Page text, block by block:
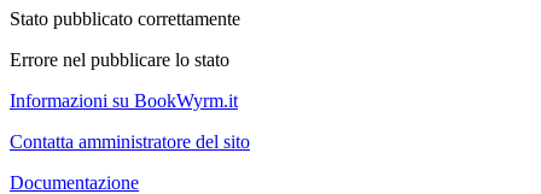
Stato pubblicato correttamente
Errore nel pubblicare lo stato
Informazioni su BookWyrm.it
Contatta amministratore del sito
Documentazione